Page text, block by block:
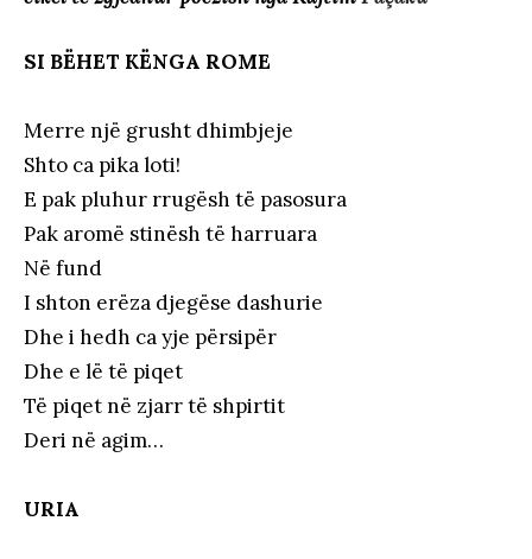
SI BËHET KËNGA ROME
Merre një grusht dhimbjeje
Shto ca pika loti!
E pak pluhur rrugësh të pasosura
Pak aromë stinësh të harruara
Në fund
I shton erëza djegëse dashurie
Dhe i hedh ca yje përsipër
Dhe e lë të piqet
Të piqet në zjarr të shpirtit
Deri në agim…
URIA